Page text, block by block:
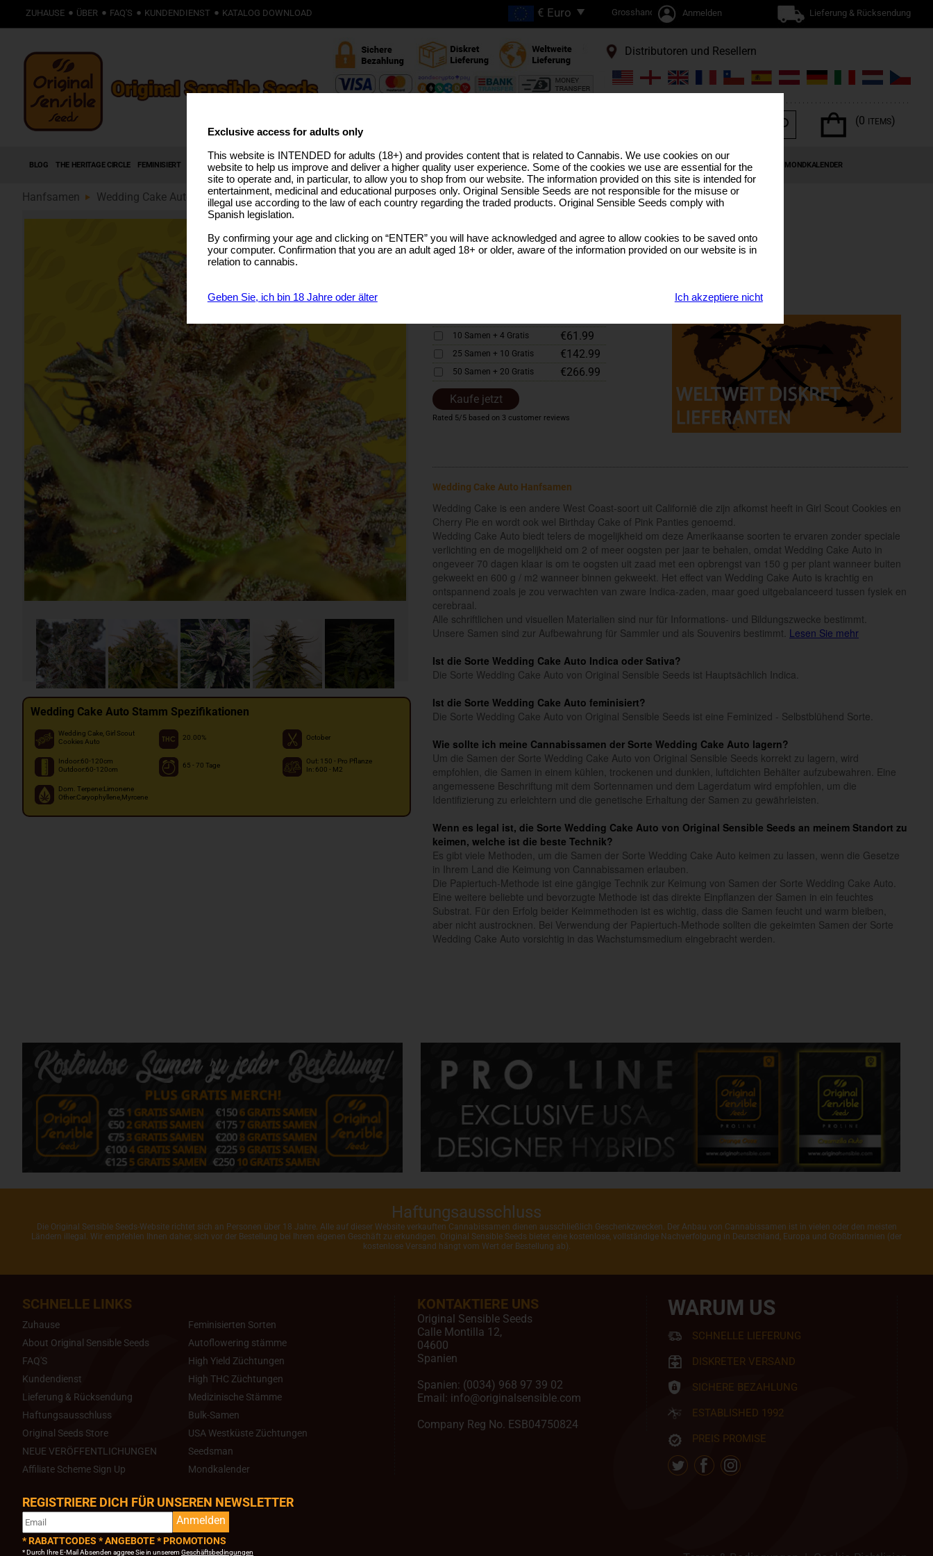
ZUHAUSE ÜBER FAQ'S KUNDENDIENST KATALOG DOWNLOAD Grosshandel Anmelden Lieferung & Rücksendung
Distributoren und Resellern
(0 ITEMS)
BLOG THE HERITAGE CIRCLE FEMINISIERT AUTOFLOWERING SAMEN HIGH THC ZÜCHTUNGEN PRO-LINIE MEDIZINISCHES SAATGUT USA ZÜCHTUNGEN BULK-SAMEN CANNABIS-TERPENE SONDERANGEBOTE MONDKALENDER
Hanfsamen Wedding Cake Auto (89)
Wedding Cake Auto Stamm Spezifikationen
Wedding Cake, Girl Scout
Cookies Auto
20.00% October
Indoor:60-120cm
Outdoor:60-120cm
65 - 70 Tage
Out: 150 - Pro Pflanze
In: 600 - M2
Dom. Terpene:Limonene
Other:Caryophyllene,Myrcene
Wedding Cake xGirl Scout Cookies Auto
SELECT A GEBINDE
10 Samen + 4 Gratis €61.99
25 Samen + 10 Gratis €142.99
50 Samen + 20 Gratis €266.99
Kaufe jetzt
Rated 5/5 based on 3 customer reviews
Wedding Cake Auto Hanfsamen
Wedding Cake is een andere West Coast-soort uit Californië die zijn afkomst heeft in Girl Scout Cookies en
Cherry Pie en wordt ook wel Birthday Cake of Pink Panties genoemd.
Wedding Cake Auto biedt telers de mogelijkheid om deze Amerikaanse soorten te ervaren zonder speciale
verlichting en de mogelijkheid om 2 of meer oogsten per jaar te behalen, omdat Wedding Cake Auto in
ongeveer 70 dagen klaar is om te oogsten uit zaad met een opbrengst van 150 g per plant wanneer buiten
gekweekt en 600 g / m2 wanneer binnen gekweekt. Het effect van Wedding Cake Auto is krachtig en
ontspannend zoals je zou verwachten van zware Indica-zaden, maar goed uitgebalanceerd tussen fysiek en
cerebraal.
Alle schriftlichen und visuellen Materialien sind nur für Informations- und Bildungszwecke bestimmt.
Unsere Samen sind zur Aufbewahrung für Sammler und als Souvenirs bestimmt. Lesen Sie mehr
Ist die Sorte Wedding Cake Auto Indica oder Sativa?
Die Sorte Wedding Cake Auto von Original Sensible Seeds ist Hauptsächlich Indica.
Ist die Sorte Wedding Cake Auto feminisiert?
Die Sorte Wedding Cake Auto von Original Sensible Seeds ist eine Feminized - Selbstblühend Sorte.
Wie sollte ich meine Cannabissamen der Sorte Wedding Cake Auto lagern?
Um die Samen der Sorte Wedding Cake Auto von Original Sensible Seeds korrekt zu lagern, wird
empfohlen, die Samen in einem kühlen, trockenen und dunklen, luftdichten Behälter aufzubewahren. Eine
angemessene Beschriftung mit dem Sortennamen und dem Lagerdatum wird empfohlen, um die
Identifizierung zu erleichtern und die genetische Erhaltung der Samen zu gewährleisten.
Wenn es legal ist, die Sorte Wedding Cake Auto von Original Sensible Seeds an meinem Standort zu
keimen, welche ist die beste Technik?
Es gibt viele Methoden, um die Samen der Sorte Wedding Cake Auto keimen zu lassen, wenn die Gesetze
in Ihrem Land die Keimung von Cannabissamen erlauben.
Die Papiertuch-Methode ist eine gängige Technik zur Keimung von Samen der Sorte Wedding Cake Auto.
Eine weitere beliebte und bevorzugte Methode ist das direkte Einpflanzen der Samen in ein feuchtes
Substrat. Für den Erfolg beider Keimmethoden ist es wichtig, dass die Samen feucht und warm bleiben,
aber nicht austrocknen. Bei Verwendung der Papiertuch-Methode sollten die gekeimten Samen der Sorte
Wedding Cake Auto vorsichtig in das Wachstumsmedium eingebracht werden.
Haftungsausschluss
Die Original Sensible Seeds-Website richtet sich an Personen über 18 Jahre. Alle auf dieser Website verkauften Cannabissamen dienen ausschließlich Geschenkzwecken. Der Anbau von Cannabissamen ist in vielen oder den meisten
Ländern illegal. Wir empfehlen Ihnen daher, sich vor der Bestellung bei Ihrem eigenen Geschäft zu erkundigen. Original Sensible Seeds bietet eine kostenlose, vollständige Nachverfolgung in Deutschland, Europa und Großbritannien (der
kostenlose Versand hängt vom Wert der Bestellung ab).
SCHNELLE LINKS
Zuhause
About Original Sensible Seeds
FAQ'S
Kundendienst
Lieferung & Rücksendung
Haftungsausschluss
Original Seeds Store
NEUE VERÖFFENTLICHUNGEN
Affiliate Scheme Sign Up
Feminisierten Sorten
Autoflowering stämme
High Yield Züchtungen
High THC Züchtungen
Medizinische Stämme
Bulk-Samen
USA Westküste Züchtungen
Seedsman
Mondkalender
KONTAKTIERE UNS
Original Sensible Seeds
Calle Montilla 12,
04600
Spanien
Spanien: (0034) 968 97 39 02
Email: info@originalsensible.com
Company Reg No. ESB04750824
WARUM US
SCHNELLE LIEFERUNG
DISKRETER VERSAND
SICHERE BEZAHLUNG
ESTABLISHED 1992
PREIS PROMISE
REGISTRIERE DICH FÜR UNSEREN NEWSLETTER
Anmelden
* RABATTCODES * ANGEBOTE * PROMOTIONS
* Durch Ihre E-Mail Absenden aggree Sie in unserem Geschäftsbedingungen
Exclusive access for adults only
This website is INTENDED for adults (18+) and provides content that is related to Cannabis. We use cookies on our
website to help us improve and deliver a higher quality user experience. Some of the cookies we use are essential for the
site to operate and, in particular, to allow you to shop from our website. The information provided on this site is intended for
entertainment, medicinal and educational purposes only. Original Sensible Seeds are not responsible for the misuse or
illegal use according to the law of each country regarding the traded products. Original Sensible Seeds comply with
Spanish legislation.
By confirming your age and clicking on “ENTER” you will have acknowledged and agree to allow cookies to be saved onto
your computer. Confirmation that you are an adult aged 18+ or older, aware of the information provided on our website is in
relation to cannabis.
Geben Sie, ich bin 18 Jahre oder älter Ich akzeptiere nicht